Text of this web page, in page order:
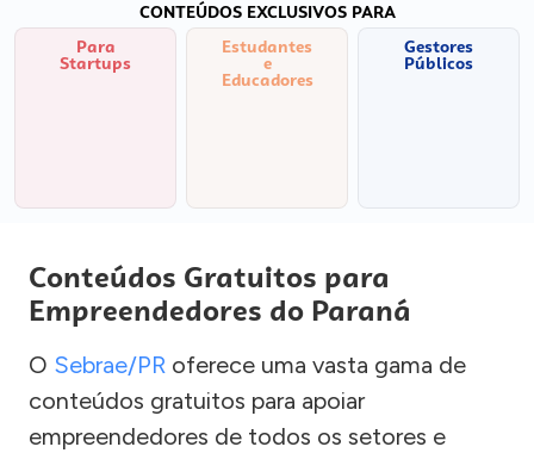
CONTEÚDOS EXCLUSIVOS PARA
Para
Startups
Estudantes
e
Educadores
Gestores
Públicos
Conteúdos Gratuitos para
Empreendedores do Paraná
O Sebrae/PR oferece uma vasta gama de
conteúdos gratuitos para apoiar
empreendedores de todos os setores e